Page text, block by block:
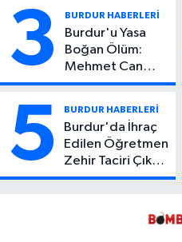
3 BURDUR HABERLERİ
Burdur'u Yasa
Boğan Ölüm:
Mehmet Can
Atıcı Genç Yaşta
5 BURDUR HABERLERİ
Burdur'da İhraç
Edilen Öğretmen
Zehir Taciri Çıktı:
Binlerce